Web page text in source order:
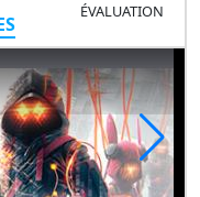
ÉVALUATION
SCARLET NEXUS